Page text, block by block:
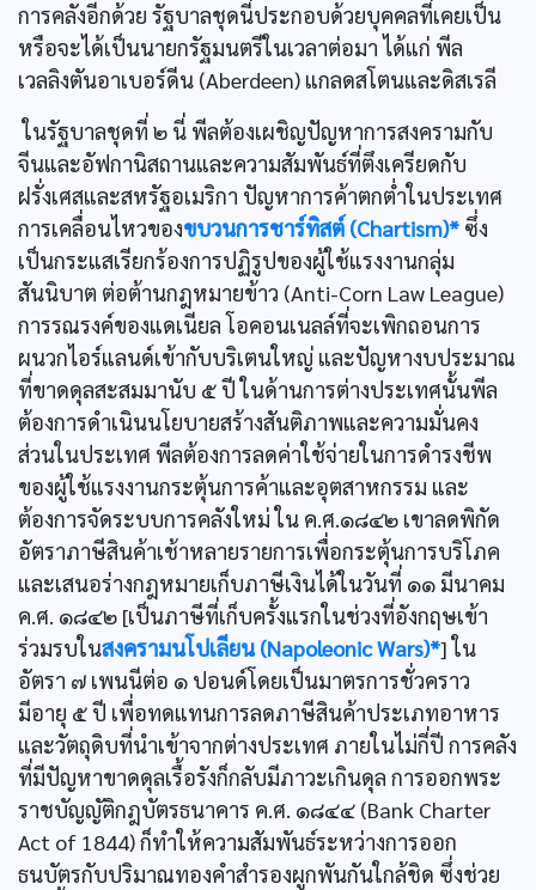
การคลังอีกด้วย รัฐบาลชุดนี่ประกอบด้วยบุคคลที่เคยเป็น
หรือจะได้เป็นนายกรัฐมนตรีในเวลาต่อมา ได้แก่ พีล
เวลลิงตันอาเบอร์ดีน (Aberdeen) แกลดสโตนและดิสเรลี
ในรัฐบาลชุดที่ ๒ นี่ พีลต้องเผชิญปัญหาการสงครามกับ
จีนและอัฟกานิสถานและความสัมพันธ์ที่ตึงเครียดกับ
ฝรั่งเศสและสหรัฐอเมริกา ปัญหาการค้าตกตํ่าในประเทศ
การเคลื่อนไหวของขบวนการชาร์ทิสต์ (Chartism)* ซึ่ง
เป็นกระแสเรียกร้องการปฏิรูปของผู้ใช้แรงงานกลุ่ม
สันนิบาต ต่อต้านกฎหมายข้าว (Anti-Corn Law League)
การรณรงค์ของแดเนียล โอคอนเนลล์ที่จะเพิกถอนการ
ผนวกไอร์แลนด์เข้ากับบริเตนใหญ่ และปัญหางบประมาณ
ที่ขาดดุลสะสมมานับ ๕ ปี ในด้านการต่างประเทศนั้นพีล
ต้องการดำเนินนโยบายสร้างสันติภาพและความมั่นคง
ส่วนในประเทศ พีลต้องการลดค่าใช้จ่ายในการดำรงชีพ
ของผู้ใช้แรงงานกระตุ้นการค้าและอุตสาหกรรม และ
ต้องการจัดระบบการคลังใหม่ ใน ค.ศ.๑๘๔๒ เขาลดพิกัด
อัตราภาษีสินค้าเช้าหลายรายการเพื่อกระตุ้นการบริโภค
และเสนอร่างกฎหมายเก็บภาษีเงินได้ในวันที่ ๑๑ มีนาคม
ค.ศ. ๑๘๔๒ [เป็นภาษีที่เก็บครั้งแรกในช่วงที่อังกฤษเข้า
ร่วมรบในสงครามนโปเลียน (Napoleonic Wars)*] ใน
อัตรา ๗ เพนนีต่อ ๑ ปอนด์โดยเป็นมาตรการชั่วคราว
มีอายุ ๕ ปี เพื่อทดแทนการลดภาษีสินค้าประเภทอาหาร
และวัตถุดิบที่นำเข้าจากต่างประเทศ ภายในไม่กี่ปี การคลัง
ที่มีปัญหาขาดดุลเรื้อรังก็กลับมีภาวะเกินดุล การออกพระ
ราชบัญญัติกฎบัตรธนาคาร ค.ศ. ๑๘๔๔ (Bank Charter
Act of 1844) ก็ทำให้ความสัมพันธ์ระหว่างการออก
ธนบัตรกับปริมาณทองคำสำรองผูกพันกันใกล้ชิด ซึ่งช่วย